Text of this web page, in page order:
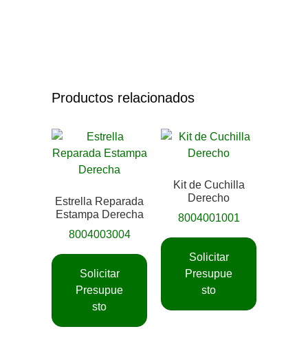
Productos relacionados
Estrella Reparada
Estampa Derecha
8004003004
Solicitar
Presupue
sto
Kit de Cuchilla
Derecho
8004001001
Solicitar
Presupue
sto